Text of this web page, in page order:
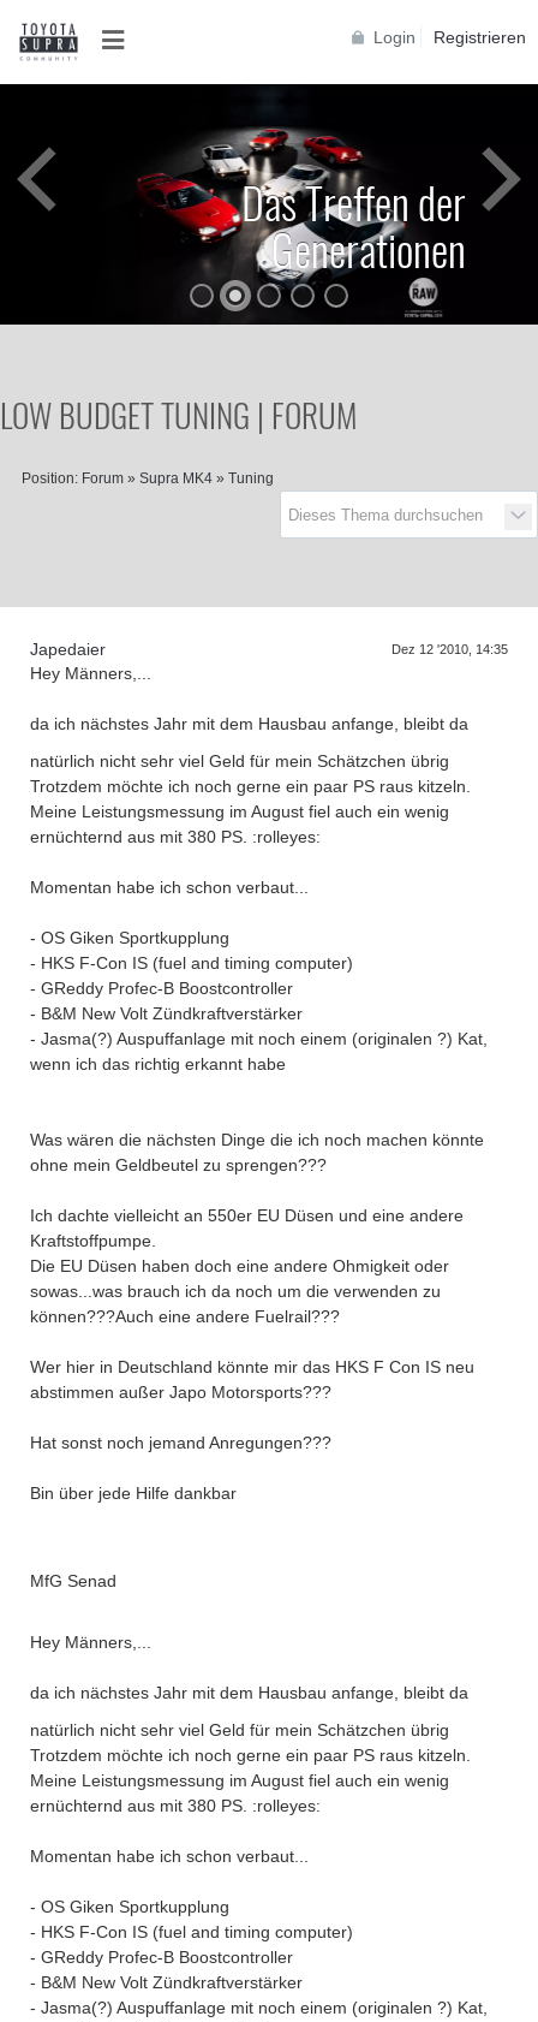
Login Registrieren
D
a
s
T
r
e
f
f
e
n
d
e
r
G
e
n
e
r
a
t
i
o
n
e
n
Das Treffen der
Generationen
LOW BUDGET TUNING | FORUM
Position: Forum » Supra MK4 » Tuning
Japedaier Dez 12 '2010, 14:35
Hey Männers,...
da ich nächstes Jahr mit dem Hausbau anfange, bleibt da
natürlich nicht sehr viel Geld für mein Schätzchen übrig
Trotzdem möchte ich noch gerne ein paar PS raus kitzeln.
Meine Leistungsmessung im August fiel auch ein wenig
ernüchternd aus mit 380 PS. :rolleyes:
Momentan habe ich schon verbaut...
- OS Giken Sportkupplung
- HKS F-Con IS (fuel and timing computer)
- GReddy Profec-B Boostcontroller
- B&M New Volt Zündkraftverstärker
- Jasma(?) Auspuffanlage mit noch einem (originalen ?) Kat,
wenn ich das richtig erkannt habe
Was wären die nächsten Dinge die ich noch machen könnte
ohne mein Geldbeutel zu sprengen???
Ich dachte vielleicht an 550er EU Düsen und eine andere
Kraftstoffpumpe.
Die EU Düsen haben doch eine andere Ohmigkeit oder
sowas...was brauch ich da noch um die verwenden zu
können???Auch eine andere Fuelrail???
Wer hier in Deutschland könnte mir das HKS F Con IS neu
abstimmen außer Japo Motorsports???
Hat sonst noch jemand Anregungen???
Bin über jede Hilfe dankbar
MfG Senad
Hey Männers,...
da ich nächstes Jahr mit dem Hausbau anfange, bleibt da
natürlich nicht sehr viel Geld für mein Schätzchen übrig
Trotzdem möchte ich noch gerne ein paar PS raus kitzeln.
Meine Leistungsmessung im August fiel auch ein wenig
ernüchternd aus mit 380 PS. :rolleyes:
Momentan habe ich schon verbaut...
- OS Giken Sportkupplung
- HKS F-Con IS (fuel and timing computer)
- GReddy Profec-B Boostcontroller
- B&M New Volt Zündkraftverstärker
- Jasma(?) Auspuffanlage mit noch einem (originalen ?) Kat,